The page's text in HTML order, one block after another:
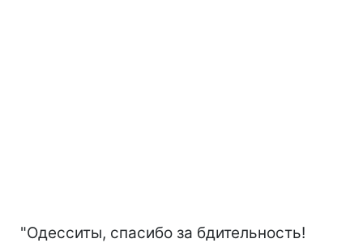
"Одесситы, спасибо за бдительность!